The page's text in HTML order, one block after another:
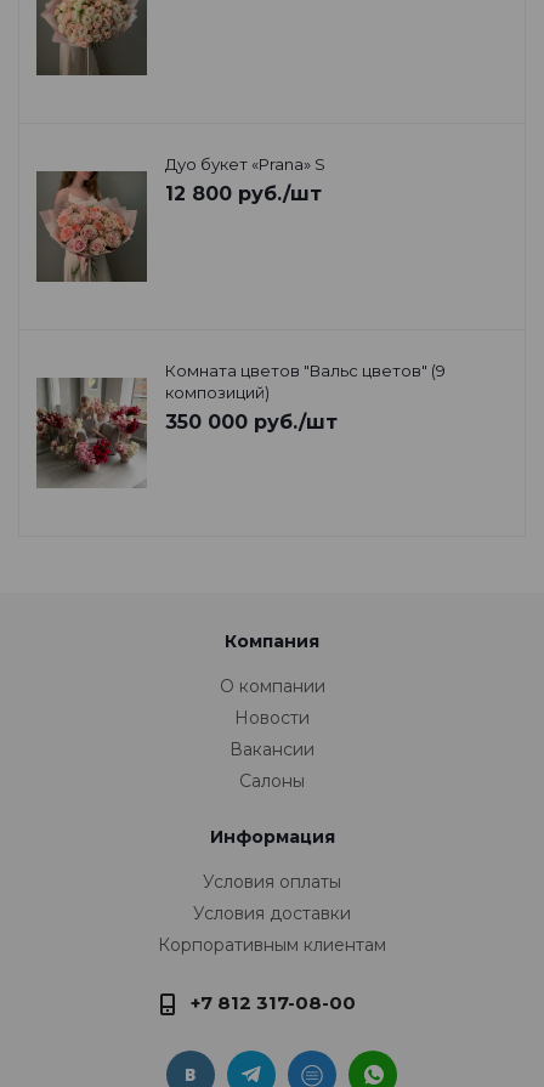
Дуо букет «Prana» S
12 800 руб./шт
Комната цветов "Вальс цветов" (9
композиций)
350 000 руб./шт
Компания
О компании
Новости
Вакансии
Салоны
Информация
Условия оплаты
Условия доставки
Корпоративным клиентам
+7 812 317-08-00